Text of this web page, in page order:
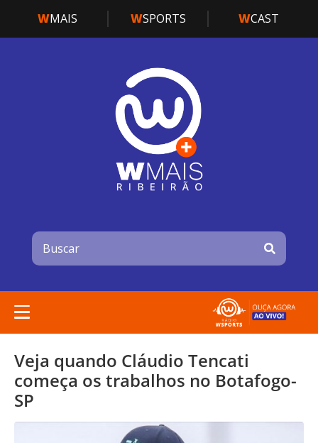
WMAIS WSPORTS WCAST
Veja quando Cláudio Tencati
começa os trabalhos no Botafogo-
SP